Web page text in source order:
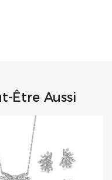
Être Aussi